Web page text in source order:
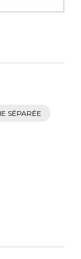
SÉPARÉE